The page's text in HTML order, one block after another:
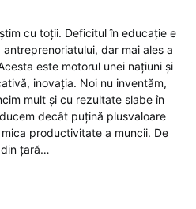
cu toții. Deficitul în educație e
dar mai ales a
este motorul unei națiuni și
inovația. Noi nu inventăm,
mult și cu rezultate slabe în
decât puțină plusvaloare
productivitate a muncii. De
țară…